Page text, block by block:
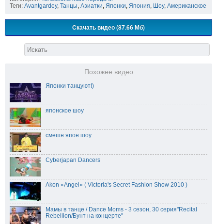
Теги: Avantgardey, Танцы Азиатки Японки Япония Шоу, Американское
Скачать видео (87.66 Мб)
Похожее видео
Японки танцуют!)
японское шоу
смешн япон шоу
Cyberjapan Dancers
Akon «Angel» ( Victoria's Secret Fashion Show 2010 )
Мамы в танце / Dance Moms - 3 сезон, 30 серия"Recital
Rebellion/Бунт на концерте"